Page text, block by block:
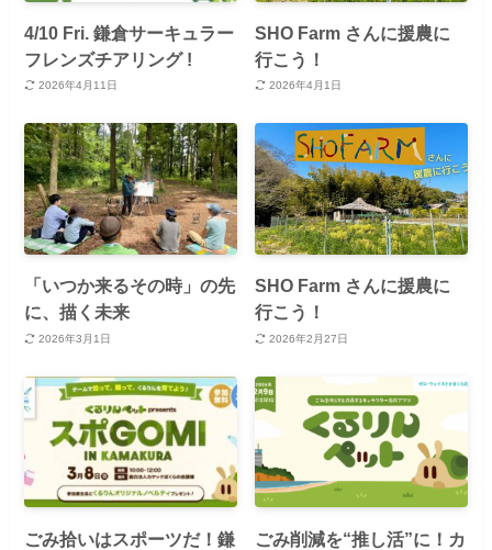
4/10 Fri. 鎌倉サーキュラー
フレンズチアリング !
2026年4月11日
SHO Farm さんに援農に
行こう！
2026年4月1日
「いつか来るその時」の先
に、描く未来
2026年3月1日
SHO Farm さんに援農に
行こう！
2026年2月27日
ごみ拾いはスポーツだ！鎌
ごみ削減を“推し活”に！カ